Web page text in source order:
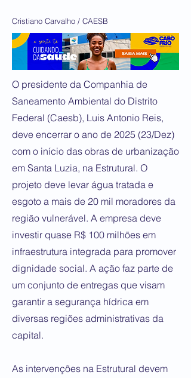
Cristiano Carvalho / CAESB
O presidente da Companhia de
Saneamento Ambiental do Distrito
Federal (Caesb), Luis Antonio Reis,
deve encerrar o ano de 2025 (23/Dez)
com o início das obras de urbanização
em Santa Luzia, na Estrutural. O
projeto deve levar água tratada e
esgoto a mais de 20 mil moradores da
região vulnerável. A empresa deve
investir quase R$ 100 milhões em
infraestrutura integrada para promover
dignidade social. A ação faz parte de
um conjunto de entregas que visam
garantir a segurança hídrica em
diversas regiões administrativas da
capital.
As intervenções na Estrutural devem